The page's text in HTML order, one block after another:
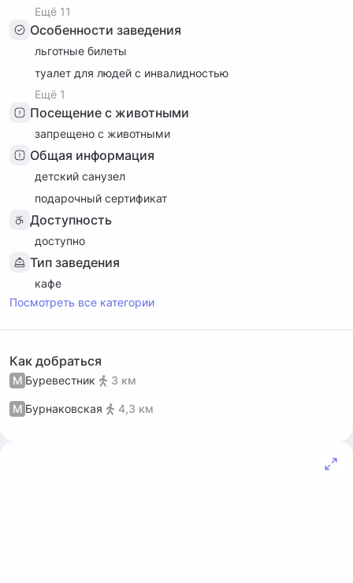
Ещё 11
Особенности заведения
льготные билеты
туалет для людей с инвалидностью
Ещё 1
Посещение с животными
запрещено с животными
Общая информация
детский санузел
подарочный сертификат
Доступность
доступно
Тип заведения
кафе
Посмотреть все категории
Как добраться
М Буревестник 3 км
М Бурнаковская 4,3 км